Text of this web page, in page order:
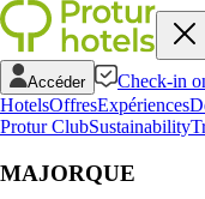
Accéder Check-in
HotelsOffresExpériences
Protur ClubSustainability
MAJORQUE